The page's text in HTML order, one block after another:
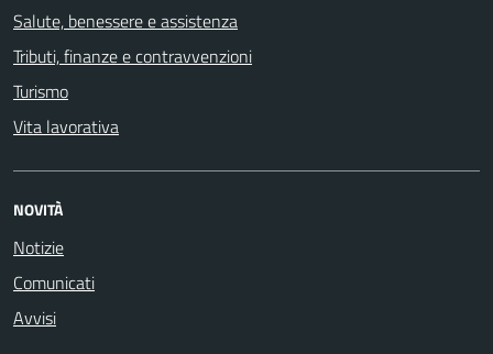
Salute, benessere e assistenza
Tributi, finanze e contravvenzioni
Turismo
Vita lavorativa
NOVITÀ
Notizie
Comunicati
Avvisi